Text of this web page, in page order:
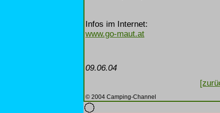
Infos im Internet:
www.go-maut.at
09.06.04
© 2004 Camping-Channel